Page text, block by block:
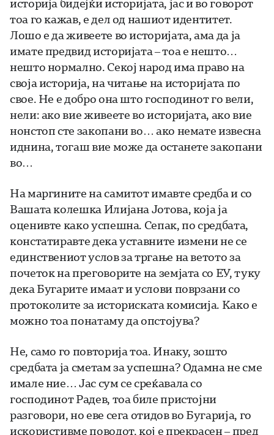
историја бидејќи историјата, јас и во говорот
тоа го кажав, е дел од нашиот идентитет.
Лошо е да живеете во историјата, ама да ја
имате предвид историјата – тоа е нешто…
нешто нормално. Секој народ има право на
своја историја, на читање на историјата по
свое. Не е добро она што господинот го вели,
нели: ако вие живеете во историјата, ако вие
нонстоп сте закопани во… ако немате извесна
иднина, тогаш вие може да останете закопани
во…
На маргините на самитот имавте средба и со
Вашата колешка Илијана Јотова, која ја
оценивте како успешна. Сепак, по средбата,
констатиравте дека уставните измени не се
единствениот услов за тргање на ветото за
почеток на преговорите на земјата со ЕУ, туку
дека Бугарите имаат и услови поврзани со
протоколите за историската комисија. Како е
можно тоа понатаму да опстојува?
Не, само го повторија тоа. Инаку, зошто
средбата ја сметам за успешна? Одамна не сме
имале ние… Јас сум се среќавала со
господинот Радев, тоа биле пристојни
разговори, но еве сега отидов во Бугарија, го
искористивме поводот, кој е прекрасен – пред